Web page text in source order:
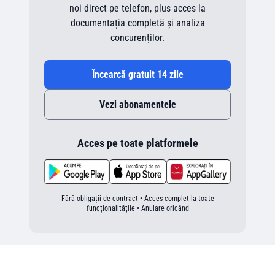
noi direct pe telefon, plus acces la
documentația completă și analiza
concurenților.
Încearcă gratuit 14 zile
Vezi abonamentele
Acces pe toate platformele
Fără obligații de contract • Acces complet la toate
funcționalitățile • Anulare oricând